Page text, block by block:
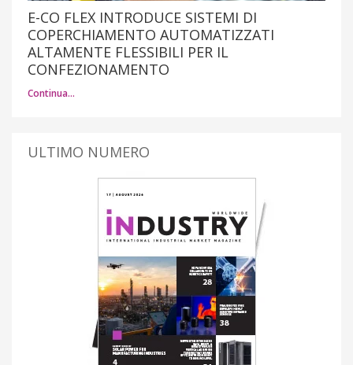
E-CO FLEX INTRODUCE SISTEMI DI
COPERCHIAMENTO AUTOMATIZZATI
ALTAMENTE FLESSIBILI PER IL
CONFEZIONAMENTO
Continua…
ULTIMO NUMERO